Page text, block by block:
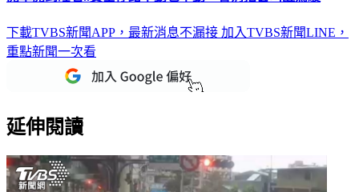
下載TVBS新聞APP，最新消息不漏接 加入TVBS新聞LINE，
重點新聞一次看
延伸閱讀